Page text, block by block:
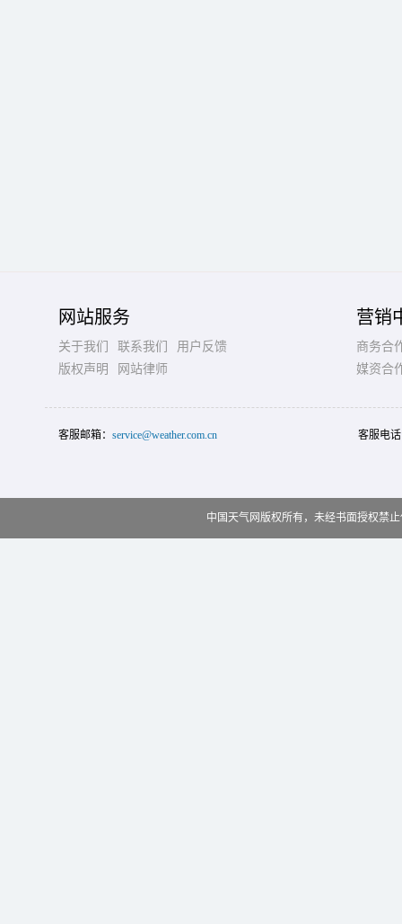
网站服务
关于我们 联系我们
用户反馈
版权声明
网站律师
营销
商务合
媒资合
客服邮箱： service@weather.com.cn 客服电
中国天气网版权所有，未经书面授权